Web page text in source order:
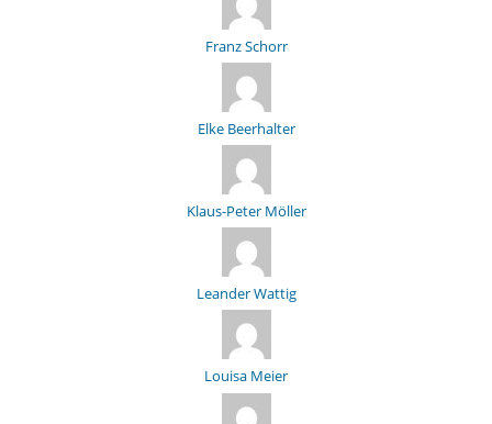
Franz Schorr
Elke Beerhalter
Klaus-Peter Möller
Leander Wattig
Louisa Meier